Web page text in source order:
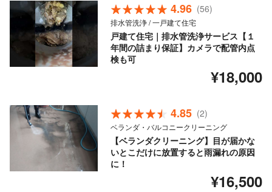
4.96 (56)
排水管洗浄 / 一戸建て住宅
戸建て住宅｜排水管洗浄サービス【１
年間の詰まり保証】カメラで配管内点
検も可
¥18,000
4.85 (2)
ベランダ・バルコニークリーニング
【ベランダクリーニング】目が届かな
いとこだけに放置すると雨漏れの原因
に！
¥16,500